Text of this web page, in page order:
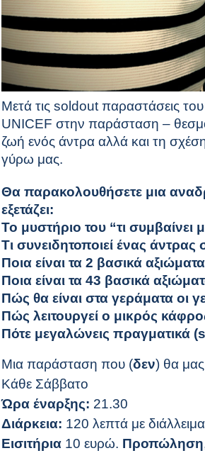
Μετά τις soldoutπαραστάσεις του
UNICEF στην παράσταση –
ζωή ενός άντρα αλλά και τη
γύρω μας.
Θα παρακολουθήσετε μια
εξετάζει:
Το μυστήριο του “τι συμβαίνει
Τι συνειδητοποιεί ένας άντρας
Ποια είναι τα 2 βασικά
Ποια είναι τα 43 βασικά
Πώς θα είναι στα γεράματα οι
Πώς λειτουργεί ο μικρός
Πότε μεγαλώνεις πραγματικά (
Μια παράσταση που (δεν) θα μας
Κάθε Σάββατο
Ώρα έναρξης: 21.30
Διάρκεια: 120 λεπτά με διάλλειμα
Εισιτήρια 10 ευρώ. Προπώληση